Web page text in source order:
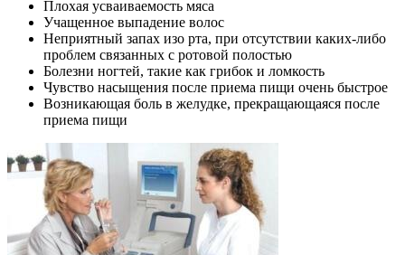
Плохая усваиваемость мяса
Учащенное выпадение волос
Неприятный запах изо рта, при отсутствии каких-либо
проблем связанных с ротовой полостью
Болезни ногтей, такие как грибок и ломкость
Чувство насыщения после приема пищи очень быстрое
Возникающая боль в желудке, прекращающаяся после
приема пищи